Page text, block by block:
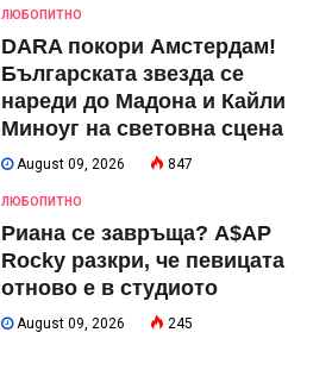
ЛЮБОПИТНО
DARA покори Амстердам!
Българската звезда се
нареди до Мадона и Кайли
Миноуг на световна сцена
August 09, 2026 847
ЛЮБОПИТНО
Риана се завръща? A$AP
Rocky разкри, че певицата
отново е в студиото
August 09, 2026 245